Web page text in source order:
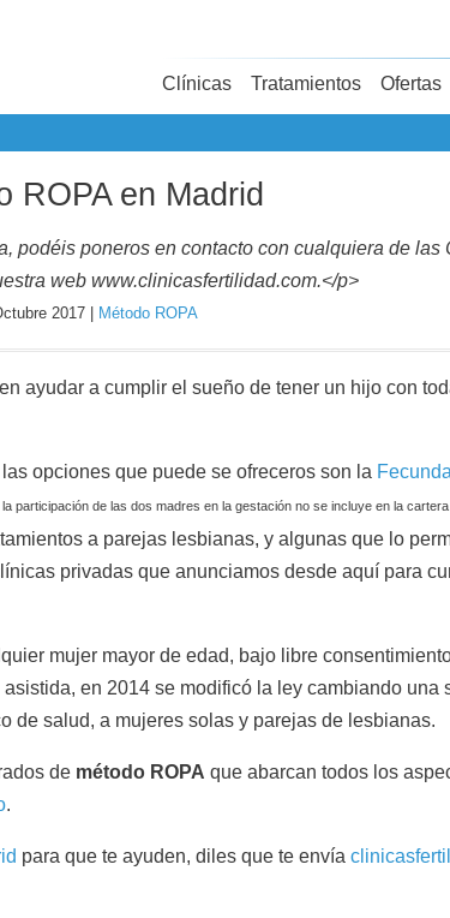
Clínicas Tratamientos Ofertas
ROPA en Madrid
podéis poneros en contacto con cualquiera de
web www.clinicasfertilidad.com.</p>
2017 | Método ROPA
ayudar a cumplir el sueño de tener un hijo con
opciones que puede se ofreceros son la
participación de las dos madres en la gestación no se incluye en la
a parejas lesbianas, y algunas que lo
privadas que anunciamos desde aquí para
mujer mayor de edad, bajo libre
en 2014 se modificó la ley cambiando una
de salud, a mujeres solas y parejas de lesbianas.
de método ROPA que abarcan todos los
.
para que te ayuden, diles que te envía